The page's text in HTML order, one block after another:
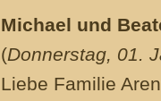
Michael und
(Donnerstag, 01.
Liebe Familie